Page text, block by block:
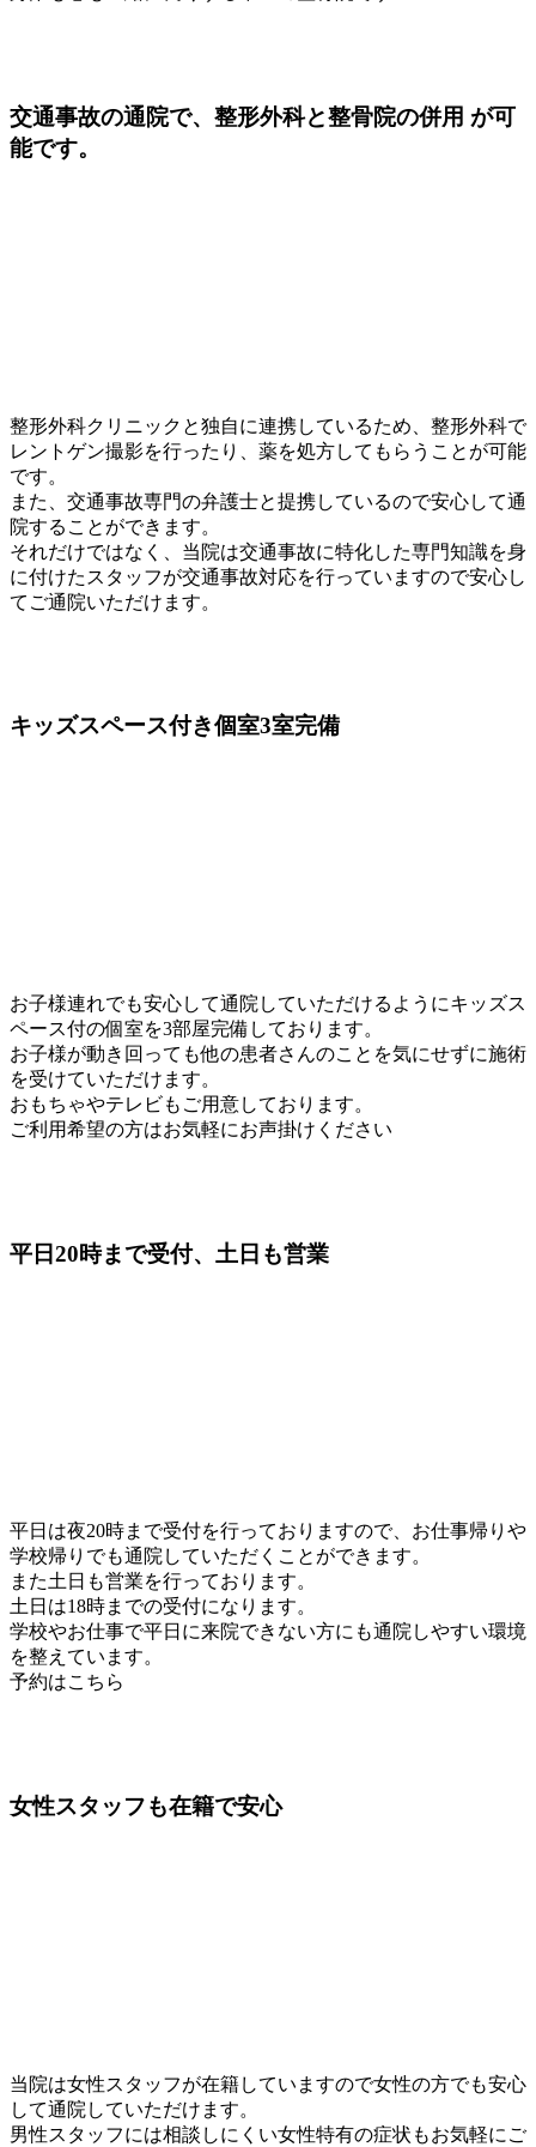
交通事故の通院で、 整形外科と整骨院の併用 が可
能です。
整形外科クリニックと独自に連携しているため、整形外科で
レントゲン撮影を行ったり、薬を処方してもらうことが可能
です。
また、交通事故専門の弁護士と提携しているので安心して通
院することができます。
それだけではなく、当院は交通事故に特化した専門知識を身
に付けたスタッフが交通事故対応を行っていますので安心し
てご通院いただけます。
キッズスペース付き個室3室完備
お子様連れでも安心して通院していただけるようにキッズス
ペース付の個室を3部屋完備しております。
お子様が動き回っても他の患者さんのことを気にせずに施術
を受けていただけます。
おもちゃやテレビもご用意しております。
ご利用希望の方はお気軽にお声掛けください
平日20時まで受付、土日も営業
平日は夜20時まで受付を行っておりますので、お仕事帰りや
学校帰りでも通院していただくことができます。
また土日も営業を行っております。
土日は18時までの受付になります。
学校やお仕事で平日に来院できない方にも通院しやすい環境
を整えています。
予約はこちら
女性スタッフも在籍で安心
当院は女性スタッフが在籍していますので女性の方でも安心
して通院していただけます。
男性スタッフには相談しにくい女性特有の症状もお気軽にご